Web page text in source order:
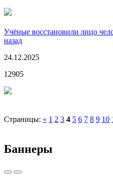
Учёные восстановили лицо
назад
24.12.2025
12905
Страницы: « 1 2 3 4 5 6 7 8 9 10
Баннеры